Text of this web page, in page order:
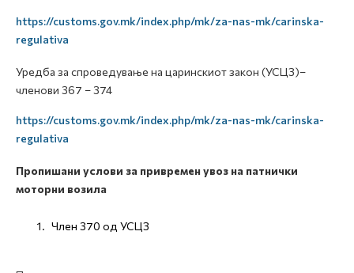
https://customs.gov.mk/index.php/mk/za-nas-mk/carinska-
regulativa
Уредба за спроведување на царинскиот закон (УСЦЗ)–
членови 367 – 374
https://customs.gov.mk/index.php/mk/za-nas-mk/carinska-
regulativa
Пропишани услови за привремен увоз на патнички
моторни возила
Член 370 од УСЦЗ